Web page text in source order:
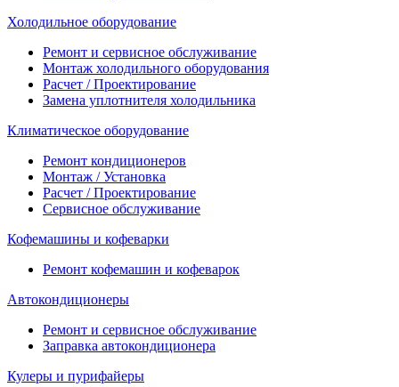
Холодильное оборудование
Ремонт и сервисное обслуживание
Монтаж холодильного оборудования
Расчет / Проектирование
Замена уплотнителя холодильника
Климатическое оборудование
Ремонт кондиционеров
Монтаж / Установка
Расчет / Проектирование
Сервисное обслуживание
Кофемашины и кофеварки
Ремонт кофемашин и кофеварок
Автокондиционеры
Ремонт и сервисное обслуживание
Заправка автокондиционера
Кулеры и пурифайеры